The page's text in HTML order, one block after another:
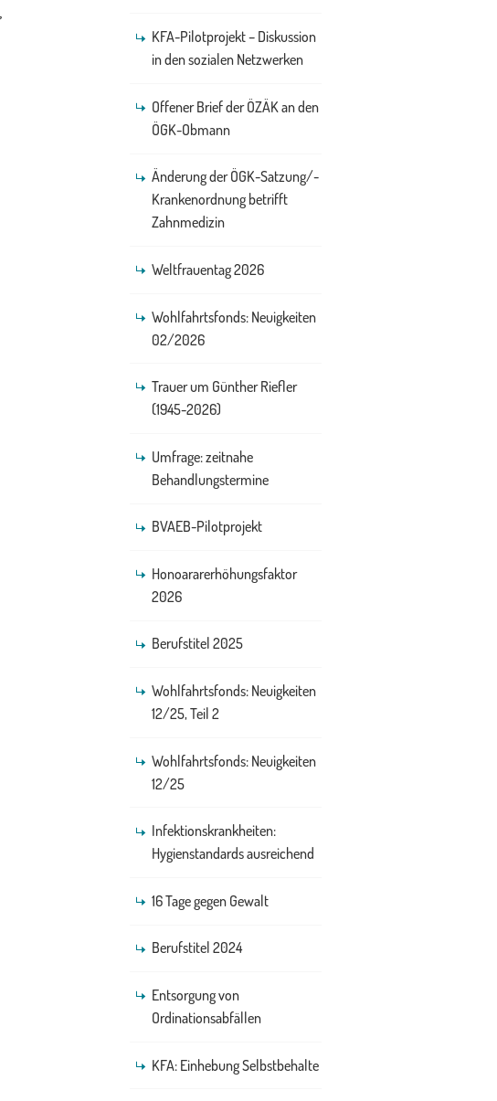
KFA-Pilotprojekt – Diskussion
in den sozialen Netzwerken
Offener Brief der ÖZÄK an den
ÖGK-Obmann
Änderung der ÖGK-Satzung/-
Krankenordnung betrifft
Zahnmedizin
Weltfrauentag 2026
Wohlfahrtsfonds: Neuigkeiten
02/2026
Trauer um Günther Riefler
(1945-2026)
Umfrage: zeitnahe
Behandlungstermine
BVAEB-Pilotprojekt
Honoararerhöhungsfaktor
2026
Berufstitel 2025
Wohlfahrtsfonds: Neuigkeiten
12/25, Teil 2
Wohlfahrtsfonds: Neuigkeiten
12/25
Infektionskrankheiten:
Hygienstandards ausreichend
16 Tage gegen Gewalt
Berufstitel 2024
Entsorgung von
Ordinationsabfällen
KFA: Einhebung Selbstbehalte